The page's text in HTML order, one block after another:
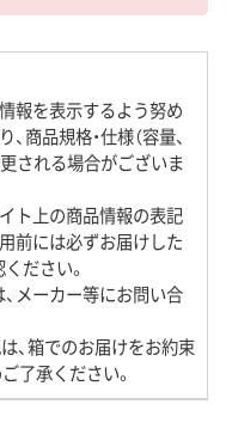
報を表示するよう努め
商品規格・仕様（容量、
更される場合がございま
ト上の商品情報の表記
前には必ずお届けした
ださい。
メーカー等にお問い合
、箱でのお届けをお約束
了承ください。